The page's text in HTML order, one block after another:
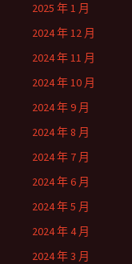
2025 年 1 月
2024 年 12 月
2024 年 11 月
2024 年 10 月
2024 年 9 月
2024 年 8 月
2024 年 7 月
2024 年 6 月
2024 年 5 月
2024 年 4 月
2024 年 3 月